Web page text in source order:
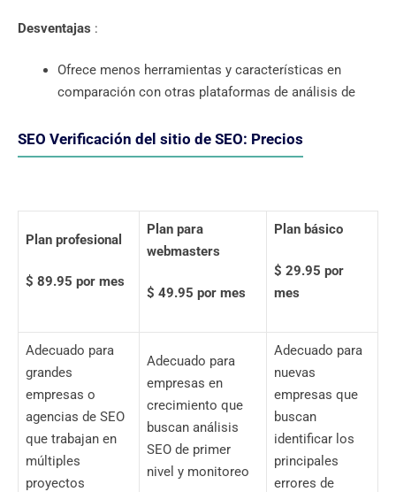
Desventajas :
Ofrece menos herramientas y características en
comparación con otras plataformas de análisis de
SEO Verificación del sitio de SEO: Precios
Plan profesional
$ 89.95 por mes
Plan para
webmasters
$ 49.95 por mes
Plan básico
$ 29.95 por
mes
Adecuado para
grandes
empresas o
agencias de SEO
que trabajan en
múltiples
proyectos
Adecuado para
empresas en
crecimiento que
buscan análisis
SEO de primer
nivel y monitoreo
Adecuado para
nuevas
empresas que
buscan
identificar los
principales
errores de